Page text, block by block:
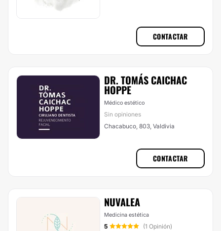
CONTACTAR
​DR. TOMÁS CAICHAC
HOPPE
Médico estético
Sin opiniones
Chacabuco, 803, Valdivia
CONTACTAR
NUVALEA
Medicina estética
5 (1 Opinión)